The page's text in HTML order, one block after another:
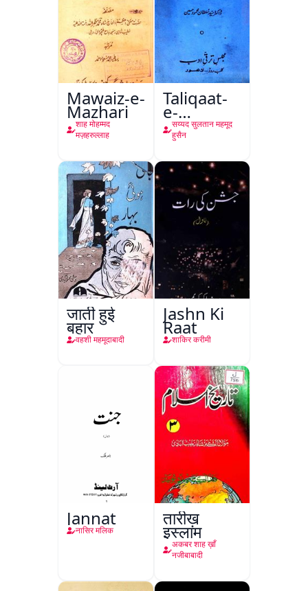
Mawaiz-e-
Mazhari
शाह मोहम्मद
मज़हरुल्लाह
Taliqaat-
e-
Khutbat-
e-Garcin
सय्यद सुलतान महमूद
हुसैन
जाती हुई
बहार
वहशी महमूदाबादी
Jashn Ki
Raat
शाकिर करीमी
Jannat
नासिर मलिक
तारीख़
इस्लाम
अकबर शाह ख़ाँ
नजीबाबादी